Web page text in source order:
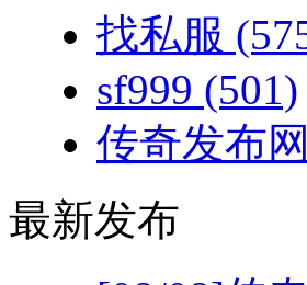
找私服
sf999 (501)
传奇发布
最新发布